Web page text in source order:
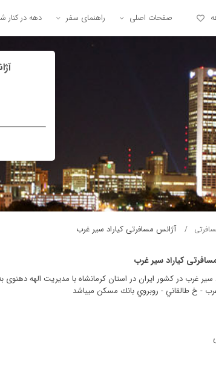
صفحات اصلی راهنمای سفر دهه در کنار
آژانس مسافرتی كياراد سير غرب
كياراد سير غرب
سير غرب در کشور ایران در استان کرمانشاه با مدیریت الهه دهنوی
غرب - خ طالقاني - روبروي بانك مسكن میباشد